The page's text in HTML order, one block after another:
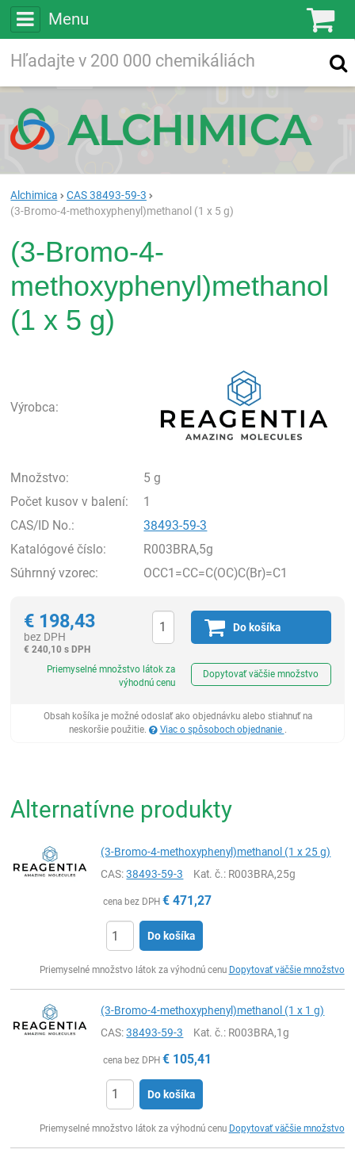
Menu
Vyhľadávanie
Alchimica
CAS 38493-59-3
(3-Bromo-4-methoxyphenyl)methanol (1 x 5 g)
(3-Bromo-4-
methoxyphenyl)methanol
(1 x 5 g)
Výrobca:
Množstvo:
5 g
Počet kusov v balení:
1
CAS/ID No.:
38493-59-3
Katalógové číslo:
R003BRA,5g
Súhrnný vzorec:
OCC1=CC=C(OC)C(Br)=C1
€ 198,43
bez DPH
€ 240,10 s DPH
Do košíka
Priemyselné množstvo látok za
výhodnú cenu
Dopytovať väčšie množstvo
Obsah košíka je možné odoslať ako objednávku alebo stiahnuť na
neskoršie použitie.
Viac o spôsoboch objednanie .
Alternatívne produkty
(3-Bromo-4-methoxyphenyl)methanol (1 x 25 g)
CAS:38493-59-3 Kat. č.: R003BRA,25g
cena bez DPH € 471,27
Do košíka
Priemyselné množstvo látok za výhodnú cenu Dopytovať väčšie množstvo
(3-Bromo-4-methoxyphenyl)methanol (1 x 1 g)
CAS:38493-59-3 Kat. č.: R003BRA,1g
cena bez DPH € 105,41
Do košíka
Priemyselné množstvo látok za výhodnú cenu Dopytovať väčšie množstvo